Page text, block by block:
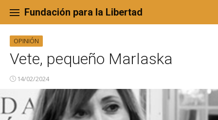
content
Fundación para la Libertad
OPINIÓN
Vete, pequeño Marlaska
14/02/2024